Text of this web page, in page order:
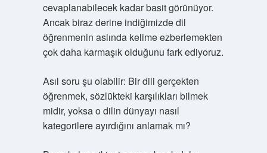
cevaplanabilecek kadar basit görünüyor.
Ancak biraz derine indiğimizde dil
öğrenmenin aslında kelime ezberlemekten
çok daha karmaşık olduğunu fark ediyoruz.
Asıl soru şu olabilir: Bir dili gerçekten
öğrenmek, sözlükteki karşılıkları bilmek
midir, yoksa o dilin dünyayı nasıl
kategorilere ayırdığını anlamak mı?